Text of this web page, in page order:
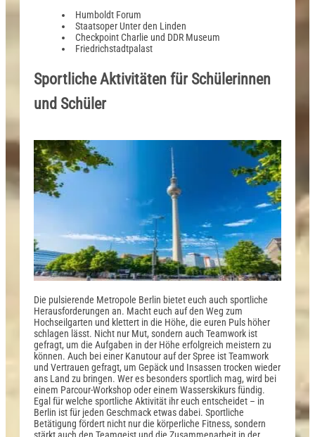
Humboldt Forum
Staatsoper Unter den Linden
Checkpoint Charlie und DDR Museum
Friedrichstadtpalast
Sportliche Aktivitäten für Schülerinnen
und Schüler
Die pulsierende Metropole Berlin bietet euch auch sportliche
Herausforderungen an. Macht euch auf den Weg zum
Hochseilgarten und klettert in die Höhe, die euren Puls höher
schlagen lässt. Nicht nur Mut, sondern auch Teamwork ist
gefragt, um die Aufgaben in der Höhe erfolgreich meistern zu
können. Auch bei einer Kanutour auf der Spree ist Teamwork
und Vertrauen gefragt, um Gepäck und Insassen trocken wieder
ans Land zu bringen. Wer es besonders sportlich mag, wird bei
einem Parcour-Workshop oder einem Wasserskikurs fündig.
Egal für welche sportliche Aktivität ihr euch entscheidet – in
Berlin ist für jeden Geschmack etwas dabei. Sportliche
Betätigung fördert nicht nur die körperliche Fitness, sondern